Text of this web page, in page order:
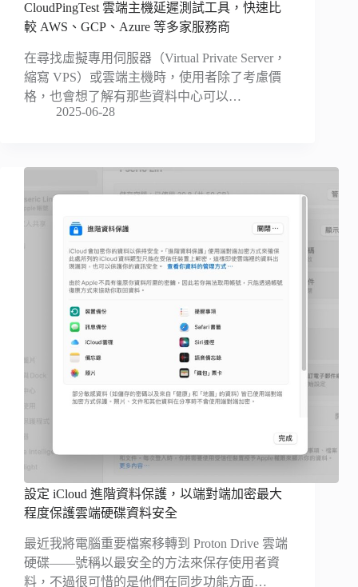
CloudPingTest 雲端主機延遲測試工具，快速比
較 AWS、GCP、Azure 等多家服務商
在尋找虛擬專用伺服器（Virtual Private Server，
縮寫 VPS）或雲端主機時，使用者除了考慮價
格，也會想了解有那些資料中心可以…
2025-06-28
設定 iCloud 進階資料保護，以端對端加密最大
程度保護雲端硬碟資料安全
最近我將電腦重要檔案移轉到 Proton Drive 雲端
硬碟——號稱以最安全的方法來保存使用者資
料，不過很可惜的是他們在同步功能方面…